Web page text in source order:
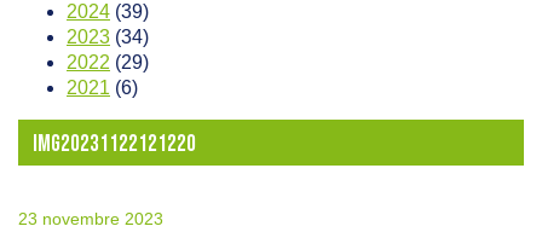
2024 (39)
2023 (34)
2022 (29)
2021 (6)
IMG20231122121220
23 novembre 2023